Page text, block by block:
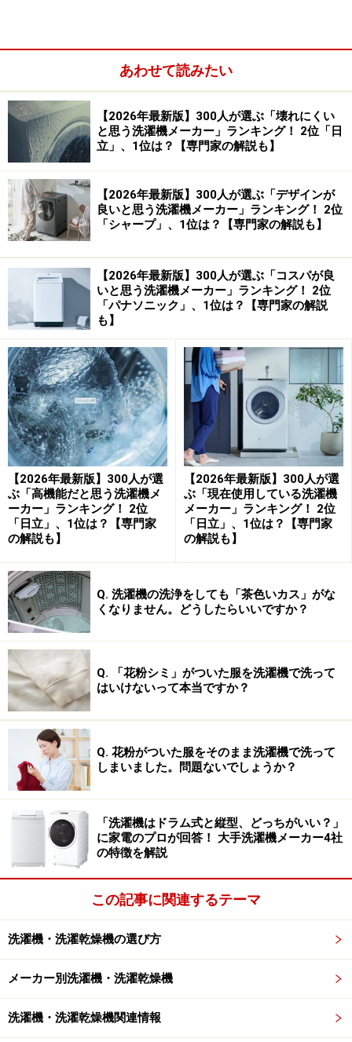
回答者に日立を選んだ理由を聞くと、以下のような声が
寄せられました。
「『ナイアガラ洗浄』により高濃度の洗剤液で
繊維の奥まで汚れを落とし、ドラム式では『風
アイロン』が時速約300kmの高速風でシワを伸
ばしながら乾燥させるため、家事の手間が大幅
に削減できます」（30代女性／千葉県）
「以前から日立の家電は壊れにくい印象があ
り、実際に周りの友人も『日立の洗濯機は長持
ちする』と言っていたので選びました。特に
『風アイロン』機能に惹かれ、シャツのシワが
かなり減るという口コミを見て購入を決めまし
た」（40代男性／北海道）
「日立のビートウォッシュが縦型洗濯機の中
で、しっかり洗えると思ったので」（40代女性
／東京都）
「洗浄力の高さに定評があり、仕事で着るワイ
シャツの襟汚れや、子供が汚してきた服もしっ
かり綺麗にしてくれると期待して購入しまし
た」（40代男性／宮城県）
1位：パナソニック ／ 112票
1位に輝いたのはパナソニック。予洗いなしで皮脂汚れ
を落とす「汚れはがしコース」や、アパレルメーカー監
修の「ダウンジャケットコース」など、日々の洗濯を快
適にする独自の機能が豊富にそろっています。高い機能
性や利便性が信頼を得ているようです。
回答者にパナソニックを選んだ理由を聞くと、以下のよ
うな声が寄せられました。
性への信頼が高いからです。家電全般で故障が
少なく、万一の際のサポート体制や修理対応も
あわせて読みたい
【2026年最新版】300人が選ぶ「壊れにくい
と思う洗濯機メーカー」ランキング！ 2位「日
立」、1位は？【専門家の解説も】
【2026年最新版】300人が選ぶ「デザインが
良いと思う洗濯機メーカー」ランキング！ 2位
「シャープ」、1位は？【専門家の解説も】
【2026年最新版】300人が選ぶ「コスパが良
いと思う洗濯機メーカー」ランキング！ 2位
「パナソニック」、1位は？【専門家の解説
も】
【2026年最新版】300人が選
ぶ「高機能だと思う洗濯機メ
ーカー」ランキング！ 2位
「日立」、1位は？【専門家
の解説も】
【2026年最新版】300人が選
ぶ「現在使用している洗濯機
メーカー」ランキング！ 2位
「日立」、1位は？【専門家
の解説も】
Q. 洗濯機の洗浄をしても「茶色いカス」がな
くなりません。どうしたらいいですか？
Q. 「花粉シミ」がついた服を洗濯機で洗って
はいけないって本当ですか？
Q. 花粉がついた服をそのまま洗濯機で洗って
しまいました。問題ないでしょうか？
「洗濯機はドラム式と縦型、どっちがいい？」
に家電のプロが回答！ 大手洗濯機メーカー4社
の特徴を解説
この記事に関連するテーマ
洗濯機・洗濯乾燥機の選び方
メーカー別洗濯機・洗濯乾燥機
洗濯機・洗濯乾燥機関連情報